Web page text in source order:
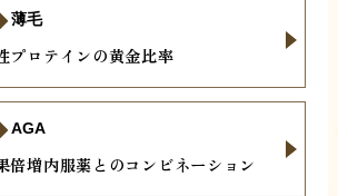
プロテインの黄金比率
薄毛
倍増内服薬とのコンビネーション
AGA